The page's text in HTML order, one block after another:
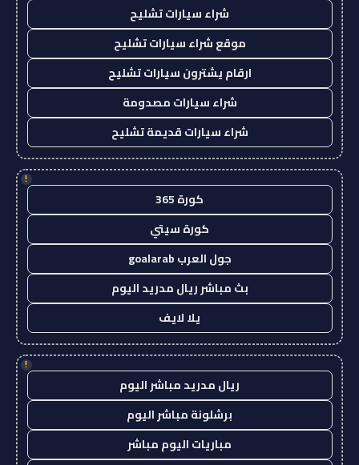
شراء سيارات تشليح
موقع شراء سيارات تشليح
ارقام يشترون سيارات تشليح
شراء سيارات مصدومة
شراء سيارات قديمة تشليح
!
كورة 365
كورة سيتي
جول العرب goalarab
بث مباشر ريال مدريد اليوم
يلا لايف
!
ريال مدريد مباشر اليوم
برشلونة مباشر اليوم
مباريات اليوم مباشر